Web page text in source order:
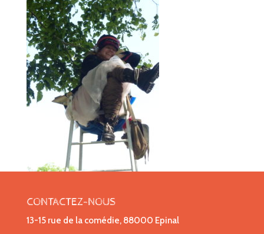
CONTACTEZ-NOUS
13-15 rue de la comédie, 88000 Epinal